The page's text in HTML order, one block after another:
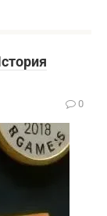
0